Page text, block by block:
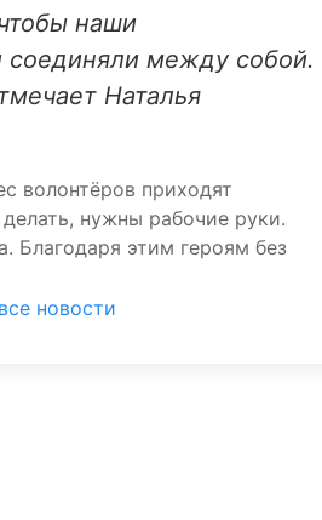
наши
соединяли между собой.
Наталья
волонтёров приходят
нужны рабочие руки.
Благодаря этим героям без
все новости